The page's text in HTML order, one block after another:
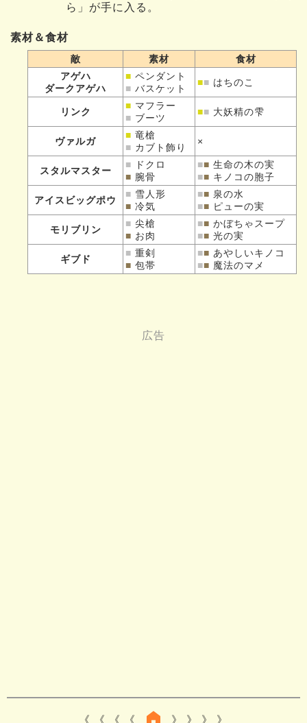
ら」が手に入る。
素材＆食材
敵 素材
食材
アゲハ
ダークアゲハ
■ ペンダント
■ バスケット
■■ はちのこ
リンク
■ マフラー
■ ブーツ
■■ 大妖精の雫
ヴァルガ
■ 竜槍
■ カブト飾り
×
スタルマスター
■
ドクロ
■ 腕骨
■■ 生命の木の実
■■ キノコの胞子
アイスビッグポウ
■ 雪人形
■ 冷気
■■ 泉の水
■■ ピューの実
モリブリン
■ 尖槍
■ お肉
■■ かぼちゃスープ
■■ 光の実
ギブド
■ 重剣
■ 包帯
■■ あやしいキノコ
■■ 魔法のマメ
《 《 《 》 》 》